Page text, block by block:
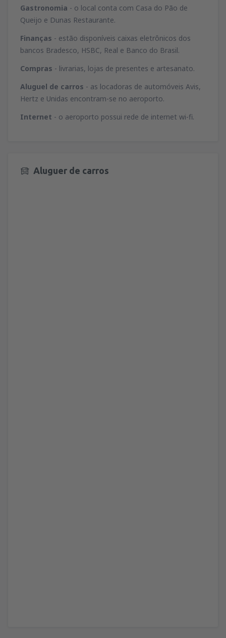
Gastronomia - o local conta com Casa do Pão de
Queijo e Dunas Restaurante.
Finanças - estão disponíveis caixas eletrônicos dos
bancos Bradesco, HSBC, Real e Banco do Brasil.
Compras - livrarias, lojas de presentes e artesanato.
Aluguel de carros - as locadoras de automóveis Avis,
Hertz e Unidas encontram-se no aeroporto.
Internet - o aeroporto possui rede de internet wi-fi.
Aluguer de carros